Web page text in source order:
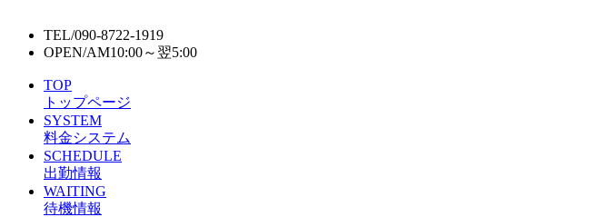
TEL/090-8722-1919
OPEN/AM10:00～翌5:00
TOP
トップページ
SYSTEM
料金システム
SCHEDULE
出勤情報
WAITING
待機情報